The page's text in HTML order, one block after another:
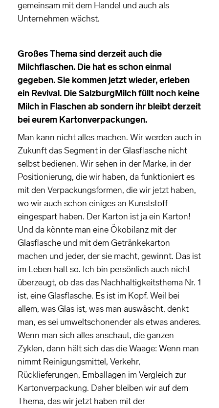
gemeinsam mit dem Handel und auch als
Unternehmen wächst.
Großes Thema sind derzeit auch die
Milchflaschen. Die hat es schon einmal
gegeben. Sie kommen jetzt wieder, erleben
ein Revival. Die SalzburgMilch füllt noch keine
Milch in Flaschen ab sondern ihr bleibt derzeit
bei eurem Kartonverpackungen.
Man kann nicht alles machen. Wir werden auch in
Zukunft das Segment in der Glasflasche nicht
selbst bedienen. Wir sehen in der Marke, in der
Positionierung, die wir haben, da funktioniert es
mit den Verpackungsformen, die wir jetzt haben,
wo wir auch schon einiges an Kunststoff
eingespart haben. Der Karton ist ja ein Karton!
Und da könnte man eine Ökobilanz mit der
Glasflasche und mit dem Getränkekarton
machen und jeder, der sie macht, gewinnt. Das ist
im Leben halt so. Ich bin persönlich auch nicht
überzeugt, ob das das Nachhaltigkeitsthema Nr. 1
ist, eine Glasflasche. Es ist im Kopf. Weil bei
allem, was Glas ist, was man auswäscht, denkt
man, es sei umweltschonender als etwas anderes.
Wenn man sich alles anschaut, die ganzen
Zyklen, dann hält sich das die Waage: Wenn man
nimmt Reinigungsmittel, Verkehr,
Rücklieferungen, Emballagen im Vergleich zur
Kartonverpackung. Daher bleiben wir auf dem
Thema, das wir jetzt haben mit der